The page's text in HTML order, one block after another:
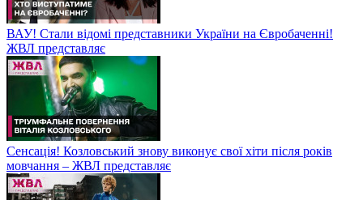
ВАУ! Стали відомі представники України на Євробаченні!
ЖВЛ представляє
Сенсація! Козловський знову виконує свої хіти після років
мовчання – ЖВЛ представляє